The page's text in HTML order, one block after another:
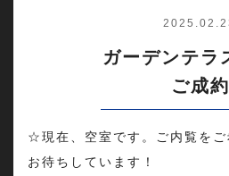
ガーデンテラ
ご成約
☆現在、空室です。ご内覧をご
お待ちしています！